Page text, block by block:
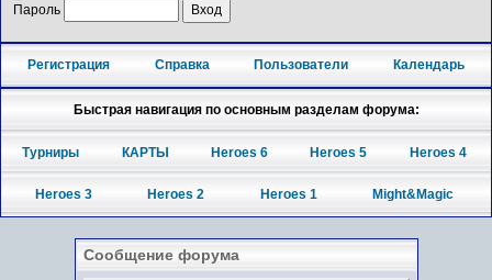
Пароль
Регистрация Справка Пользователи Календарь
Быстрая навигация по основным разделам форума:
Турниры КАРТЫ Heroes 6 Heroes 5 Heroes 4
Heroes 3 Heroes 2 Heroes 1 Might&Magic
Сообщение форума